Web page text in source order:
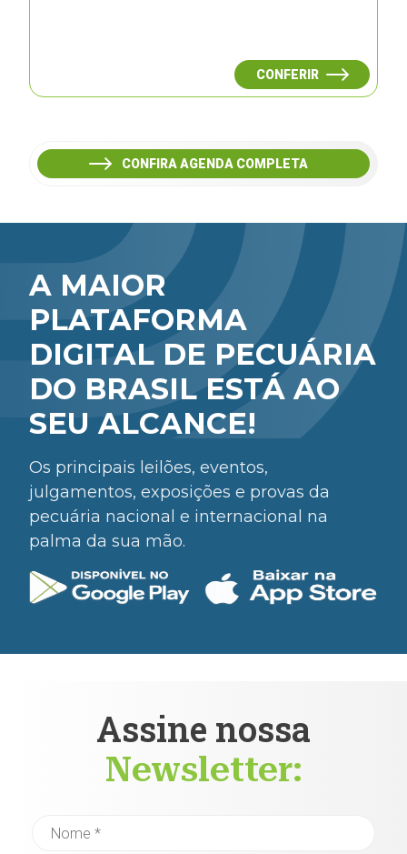
CONFERIR
CONFIRA AGENDA COMPLETA
A MAIOR
PLATAFORMA
DIGITAL DE PECUÁRIA
DO BRASIL ESTÁ AO
SEU ALCANCE!
Os principais leilões, eventos,
julgamentos, exposições e provas da
pecuária nacional e internacional na
palma da sua mão.
Assine nossa
Newsletter: